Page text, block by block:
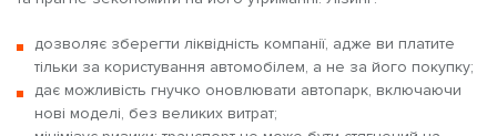
дозволяє зберегти ліквідність компанії, адже ви платите
тільки за користування автомобілем, а не за його покупку;
дає можливість гнучко оновлювати автопарк, включаючи
нові моделі, без великих витрат;